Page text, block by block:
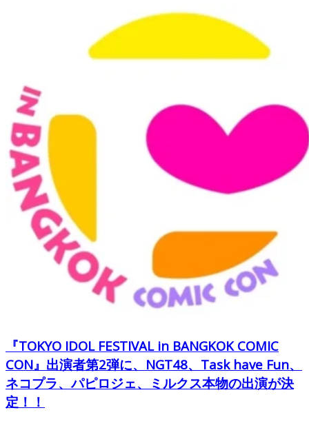
『TOKYO IDOL FESTIVAL in BANGKOK COMIC
CON』出演者第2弾に、NGT48、Task have Fun、
ネコプラ、パピロジェ、ミルクス本物の出演が決
定！！